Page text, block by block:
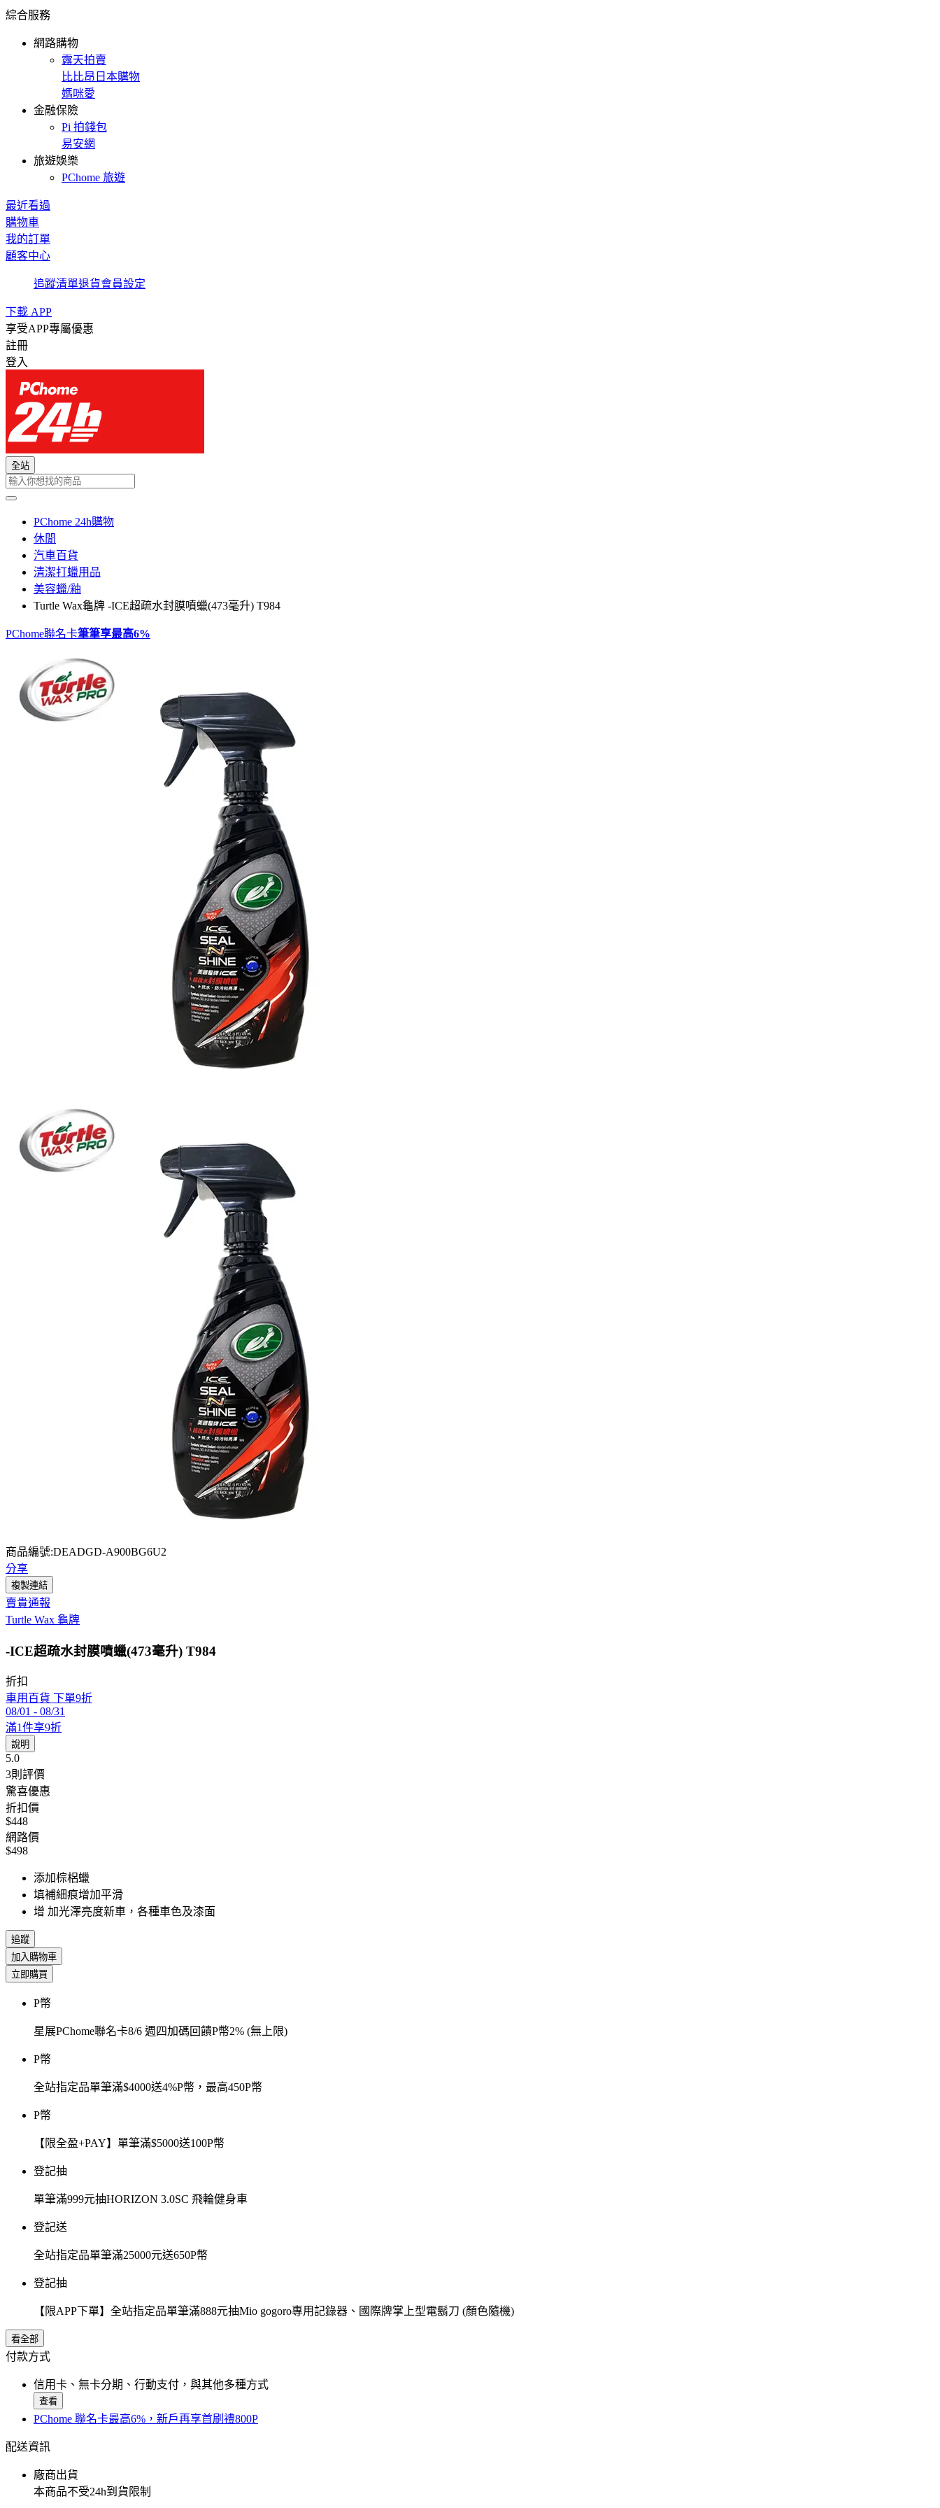
綜合服務
網路購物
露天拍賣
比比昂日本購物
媽咪愛
金融保險
Pi 拍錢包
易安網
旅遊娛樂
PChome 旅遊
最近看過
購物車
我的訂單
顧客中心
追蹤清單退貨會員設定
下載 APP
享受APP專屬優惠
註冊
登入
全站
PChome 24h購物
休閒
汽車百貨
清潔打蠟用品
美容蠟/釉
Turtle Wax龜牌 -ICE超疏水封膜噴蠟(473毫升) T984
PChome聯名卡筆筆享最高6%
商品編號:DEADGD-A900BG6U2
分享
複製連結
賣貴通報
Turtle Wax 龜牌
-ICE超疏水封膜噴蠟(473毫升) T984
折扣
車用百貨 下單9折
08/01 - 08/31
滿1件享9折
說明
5.0
3則評價
驚喜優惠
折扣價
$448
網路價
$498
添加棕梠蠟
填補細痕增加平滑
增 加光澤亮度新車，各種車色及漆面
追蹤
加入購物車
立即購買
P幣
星展PChome聯名卡8/6 週四加碼回饋P幣2% (無上限)
P幣
全站指定品單筆滿$4000送4%P幣，最高450P幣
P幣
【限全盈+PAY】單筆滿$5000送100P幣
登記抽
單筆滿999元抽HORIZON 3.0SC 飛輪健身車
登記送
全站指定品單筆滿25000元送650P幣
登記抽
【限APP下單】全站指定品單筆滿888元抽Mio gogoro專用記錄器、國際牌掌上型電鬍刀 (顏色隨機)
看全部
付款方式
信用卡、無卡分期、行動支付，與其他多種方式
查看
PChome 聯名卡最高6%，新戶再享首刷禮800P
配送資訊
廠商出貨
本商品不受24h到貨限制